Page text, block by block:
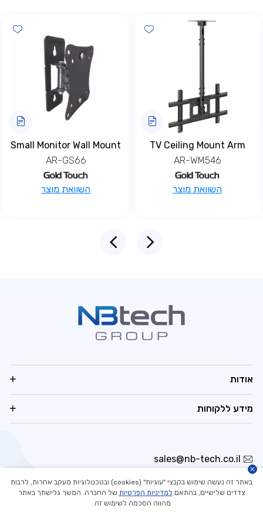
Add wishlist
TV Ceiling Mount Arm
AR-WM546
השוואת מוצר
Small Monitor Wall Mount
AR-GS66
השוואת מוצר
אודות
מידע ללקוחות
sales@nb-tech.co.il
היובלים 3, הוד השרון
באתר זה נעשה שימוש בקבצי "עוגיות" (cookies) ובטכנולוגיות מעקב אחרות, לרבות
צדדים שלישיים, בהתאם למדיניות הפרטיות של החברה. המשך גלישתך באתר
מהווה הסכמה לשימוש זה.